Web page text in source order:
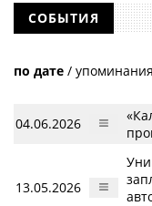
СОБЫТИЯ
по дате /
04.06.2026
13.05.2026